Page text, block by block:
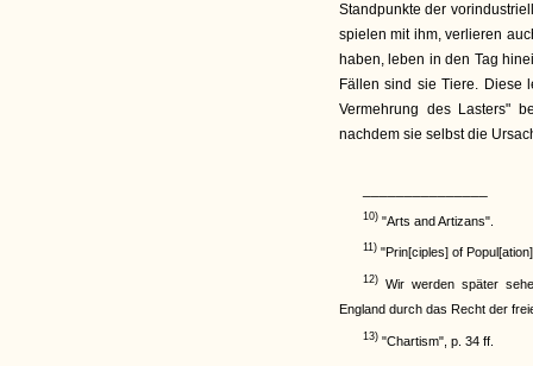
Standpunkte der
spielen mit ihm, verlieren
haben, leben in den Tag
Fällen sind sie Tiere. Diese
Vermehrung des Lasters"
nachdem sie selbst die
10) "Arts and Artizans".
11) "Prin[ciples] of
12) Wir werden später
England durch das Recht der
13) "Chartism", p. 34 ff.